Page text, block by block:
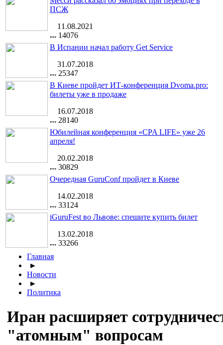
ПСЖ
11.08.2021
14076
В Испании начал работу Get Service
31.07.2018
25347
В Киеве пройдет ИТ-конференция Dvoma.pro:
билеты уже в продаже
16.07.2018
28140
Юбилейная конференция «CPA LIFE» уже 26
апреля!
20.02.2018
30829
Очередная GuruConf пройдет в Киеве
14.02.2018
33124
iGuruFest во Львове: спешите купить билет
13.02.2018
33266
Главная
►
Новости
►
Политика
Иран расширяет
"атомным" вопросам